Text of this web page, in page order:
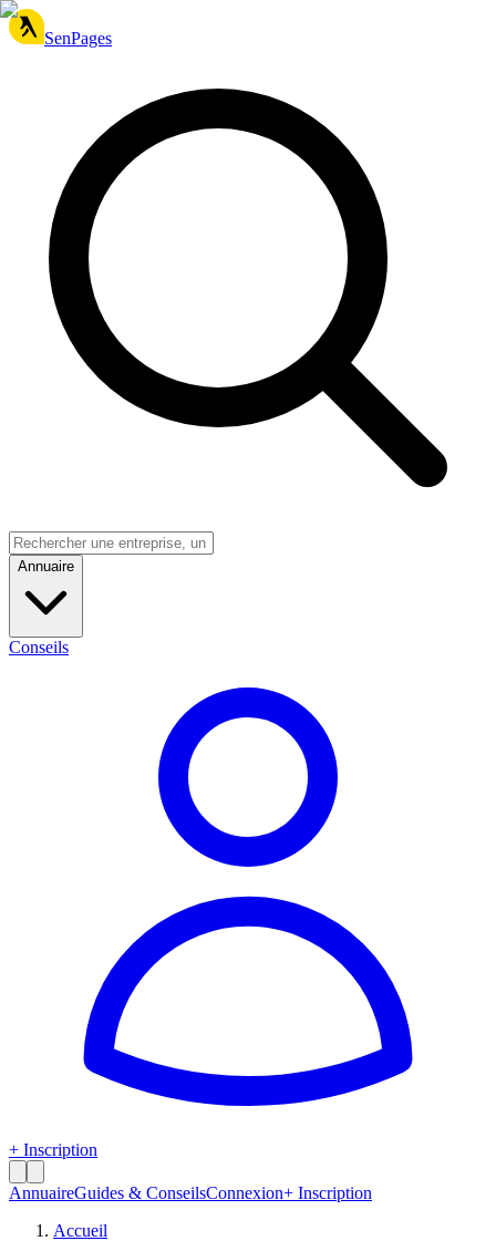
SenPages
Annuaire
Conseils
+ Inscription
AnnuaireGuides & ConseilsConnexion+ Inscription
Accueil